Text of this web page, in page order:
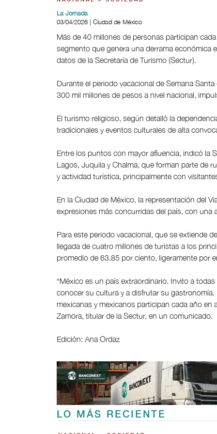
La Jornada
03/04/2026 | Ciudad de México
Más de 40 millones de personas participan
segmento que genera una derrama económica
datos de la Secretaría de Turismo (Sectur).
Durante el periodo vacacional de Semana
300 mil millones de pesos a nivel nacional,
El turismo religioso, según detalló la
tradicionales y eventos culturales de alta
Entre los puntos con mayor afluencia, indicó la
Lagos, Juquila y Chalma, que forman parte de
y actividad turística, principalmente con
En la Ciudad de México, la representación del
expresiones más concurridas del país, con una
Para este periodo vacacional, que se extiende
llegada de cuatro millones de turistas a los
promedio de 63.85 por ciento, ligeramente por
“México es un país extraordinario. Invito a
conocer su cultura y a disfrutar su
mexicanas y mexicanos participan cada año
Zamora, titular de la Sectur, en un comunicado.
Edición: Ana Ordaz
LO MÁS RECIENTE